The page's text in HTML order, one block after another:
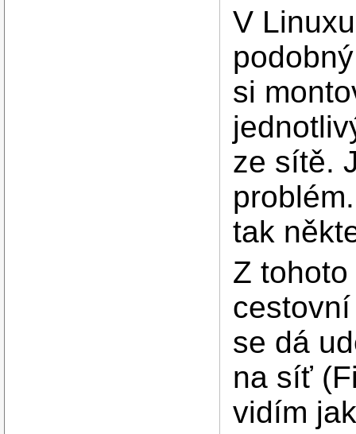
V
si
ze sítě.
tak
Z
se dá
na síť
vidím